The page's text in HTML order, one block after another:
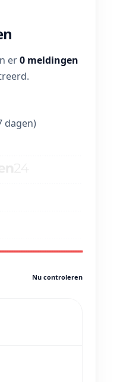
er0 meldingen
dagen)
Nu controleren